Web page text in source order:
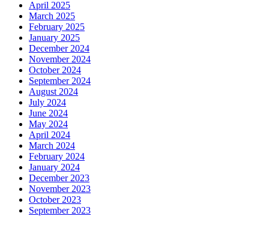
April 2025
March 2025
February 2025
January 2025
December 2024
November 2024
October 2024
September 2024
August 2024
July 2024
June 2024
May 2024
April 2024
March 2024
February 2024
January 2024
December 2023
November 2023
October 2023
September 2023